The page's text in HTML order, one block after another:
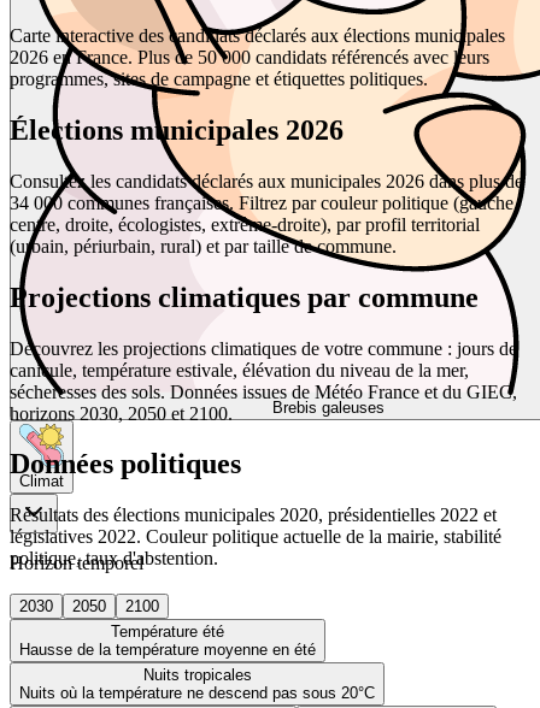
Brebis galeuses
Climat
Horizon temporel
2030 2050
2100
Température été
Hausse de la température moyenne en été
Nuits tropicales
Nuits où la température ne descend pas sous 20°C
Carte interactive des candidats déclarés aux élections municipales
2026 en France. Plus de 50 000 candidats référencés avec leurs
programmes, sites de campagne et étiquettes politiques.
Élections municipales 2026
Consultez les candidats déclarés aux municipales 2026 dans plus de
34 000 communes françaises. Filtrez par couleur politique (gauche,
centre, droite, écologistes, extrême-droite), par profil territorial
(urbain, périurbain, rural) et par taille de commune.
Projections climatiques par commune
Découvrez les projections climatiques de votre commune : jours de
canicule, température estivale, élévation du niveau de la mer,
sécheresses des sols. Données issues de Météo France et du GIEC,
horizons 2030, 2050 et 2100.
Données politiques
Résultats des élections municipales 2020, présidentielles 2022 et
législatives 2022. Couleur politique actuelle de la mairie, stabilité
politique, taux d'abstention.